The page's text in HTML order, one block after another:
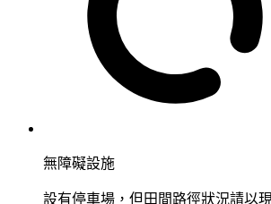
無障礙設施
設有停車場，但田間路徑狀況請以